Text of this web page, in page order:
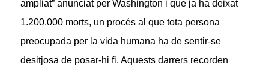
ampliat” anunciat per Washington i que ja ha deixat
1.200.000 morts, un procés al que tota persona
preocupada per la vida humana ha de sentir-se
desitjosa de posar-hi fi. Aquests darrers recorden